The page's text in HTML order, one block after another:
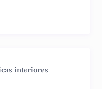
interiores